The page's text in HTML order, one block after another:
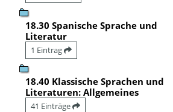
18.30 Spanische Sprache und
Literatur
1 Eintrag
18.40 Klassische Sprachen und
Literaturen: Allgemeines
41 Einträge